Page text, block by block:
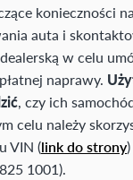
konieczności
auta i
w celu
naprawy.
, czy ich
celu należy
VIN (link do strony
1001).